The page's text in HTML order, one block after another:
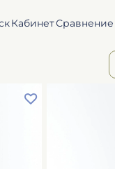
КабинетСравнение